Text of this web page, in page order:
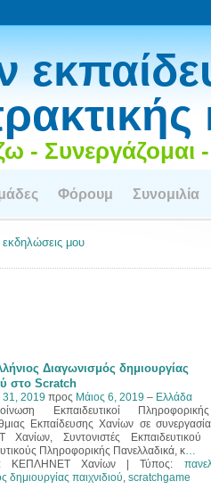
- Συνεργάζομαι
Φόρουμ Συνομιλία
εκδηλώσεις μου
Διαγωνισμός δημιουργίας
στο Scratch
31, 2019 προς Μάιος 6, 2019 – Ελλάδα
Εκπαιδευτικοί
Εκπαίδευσης Χανίων σε
Συντονιστές Εκπαιδευτικού
Πληροφορικής Πανελλαδικά, κ…
ΚΕΠΛΗΝΕΤ Χανίων | Τύπος:
δημιουργίας παιχνιδιού, scratchgame